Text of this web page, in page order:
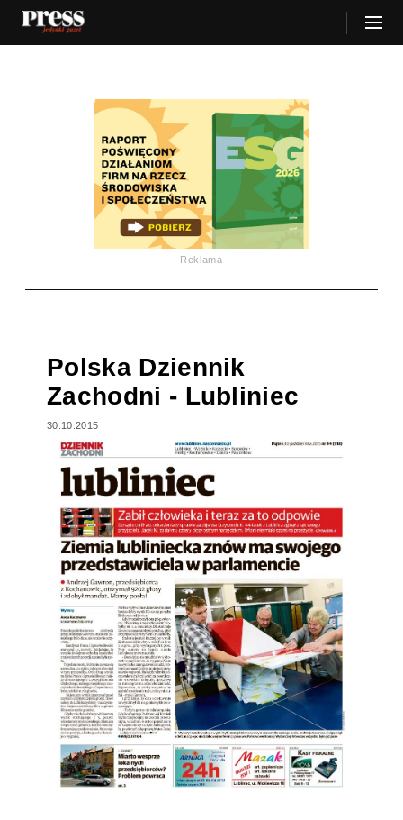
Reklama
Polska Dziennik
Zachodni - Lubliniec
30.10.2015